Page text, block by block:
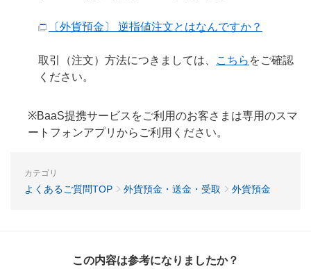
〔外貨預金〕 逆指値注文とはなんですか？
取引（注文）方法につきましては、 こちら をご確認
ください。
※BaaS提携サービスをご利用のお客さまは専用のスマ
ートフォンアプリからご利用ください。
カテゴリ
よくあるご質問TOP 外貨預金・送金・受取 外貨預金
この内容は参考になりましたか？